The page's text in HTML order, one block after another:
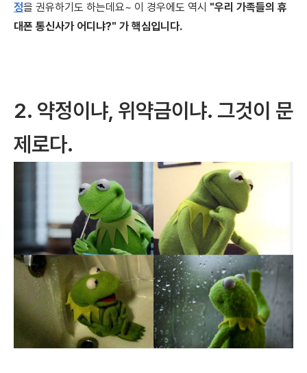
정을 권유하기도 하는데요~ 이 경우에도 역시 "우리 가족들의 휴
대폰 통신사가 어디냐?" 가 핵심입니다.
2. 약정이냐, 위약금이냐. 그것이 문
제로다.​